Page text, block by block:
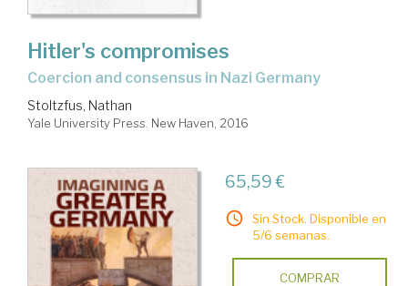
Hitler's compromises
coercion and consensus in Nazi Germany
Stoltzfus, Nathan
Yale University Press. New Haven, 2016
65,59 €
Sin Stock. Disponible en
5/6 semanas.
COMPRAR